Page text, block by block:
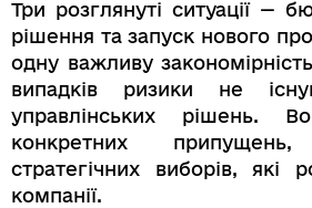
Три розглянуті ситуації —
рішення та запуск нового
одну важливу
випадків ризики не
управлінських рішень.
конкретних
стратегічних виборів, які
компанії.